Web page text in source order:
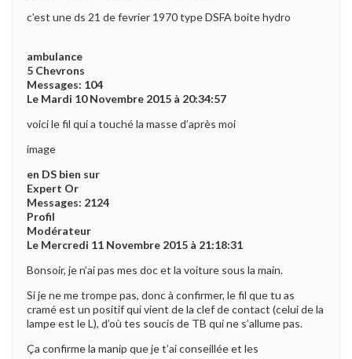
c’est une ds 21 de fevrier 1970 type DSFA boite hydro
ambulance
5 Chevrons
Messages: 104
Le Mardi 10 Novembre 2015 à 20:34:57
voici le fil qui a touché la masse d’après moi
image
en DS bien sur
Expert Or
Messages: 2124
Profil
Modérateur
Le Mercredi 11 Novembre 2015 à 21:18:31
Bonsoir, je n’ai pas mes doc et la voiture sous la main.
Si je ne me trompe pas, donc à confirmer, le fil que tu as
cramé est un positif qui vient de la clef de contact (celui de la
lampe est le L), d’où tes soucis de TB qui ne s’allume pas.
Ça confirme la manip que je t’ai conseillée et les